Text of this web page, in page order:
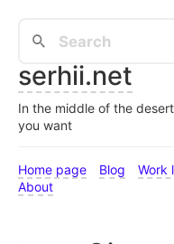
serhii.net
In the middle of the
you want
Home page Blog Work
About